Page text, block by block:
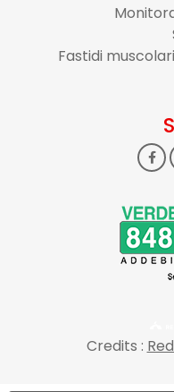
Fastidi
Credits :